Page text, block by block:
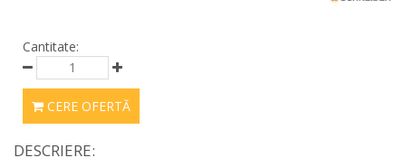
Cantitate:
CERE OFERTĂ
DESCRIERE: